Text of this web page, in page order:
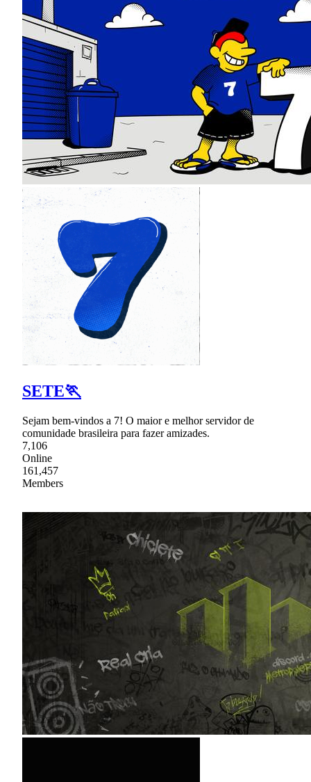
SETE🏃
Sejam bem-vindos a 7! O maior e melhor servidor de
comunidade brasileira para fazer amizades.
7,106
Online
161,457
Members